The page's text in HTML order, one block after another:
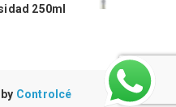
250ml
by Controlcé